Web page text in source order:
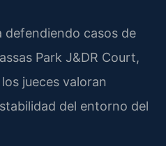
defendiendo casos de
Park J&DR Court,
jueces valoran
del entorno del